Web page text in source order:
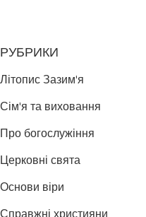
РУБРИКИ
Літопис Зазим'я
Сім'я та виховання
Про богослужіння
Церковні свята
Основи віри